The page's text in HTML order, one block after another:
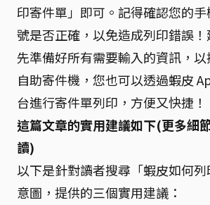
印寄件單」即可。記得確認您的
號是否正確，以免造成列印錯誤
先準備好所有需要輸入的資訊，
自助寄件機，您也可以透過蝦皮
台進行寄件單列印，方便又快捷！
這篇文章的實用建議如下(更多細
讀)
以下是針對讀者搜尋「蝦皮如何
意圖，提供的三個實用建議：